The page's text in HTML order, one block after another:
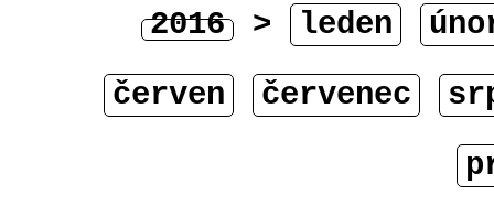
2016 > leden
červen
červenec